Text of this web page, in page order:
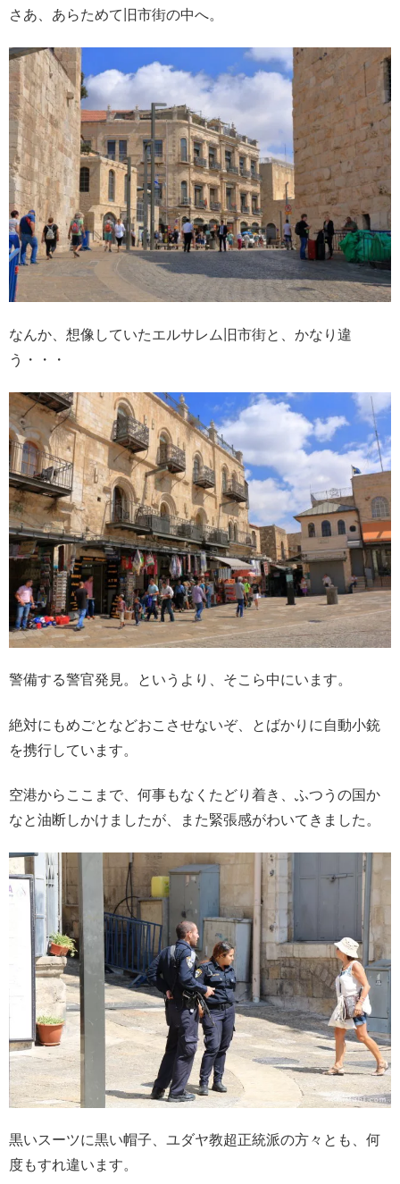
さあ、あらためて旧市街の中へ。
なんか、想像していたエルサレム旧市街と、かなり違
う・・・
警備する警官発見。というより、そこら中にいます。
絶対にもめごとなどおこさせないぞ、とばかりに自動小銃
を携行しています。
空港からここまで、何事もなくたどり着き、ふつうの国か
なと油断しかけましたが、また緊張感がわいてきました。
黒いスーツに黒い帽子、ユダヤ教超正統派の方々とも、何
度もすれ違います。